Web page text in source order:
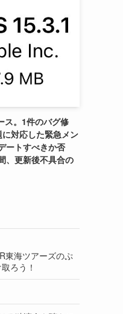
ス。1件のバグ修
対応した緊急メン
ートすべきか否
、更新後不具合の
東海ツアーズのぷ
ろう！